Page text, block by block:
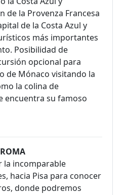
de la Provenza Francesa
de la Costa Azul y
más importantes
Posibilidad de
opcional para
de Mónaco visitando la
la colina de
encuentra su famoso
la incomparable
hacia Pisa para conocer
donde podremos